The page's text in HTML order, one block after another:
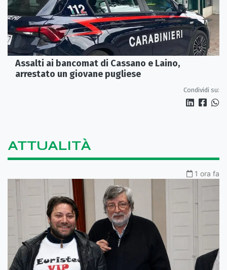
Assalti ai bancomat di Cassano e Laino,
arrestato un giovane pugliese
Condividi su:
ATTUALITÀ
1 ora fa